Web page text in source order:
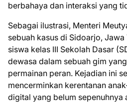
berbahaya dan interaksi yang
Sebagai ilustrasi, Menteri
sebuah kasus di Sidoarjo,
siswa kelas III Sekolah Dasar
dewasa dalam sebuah gim
permainan peran. Kejadian ini
mencerminkan kerentanan
digital yang belum sepenuhnya